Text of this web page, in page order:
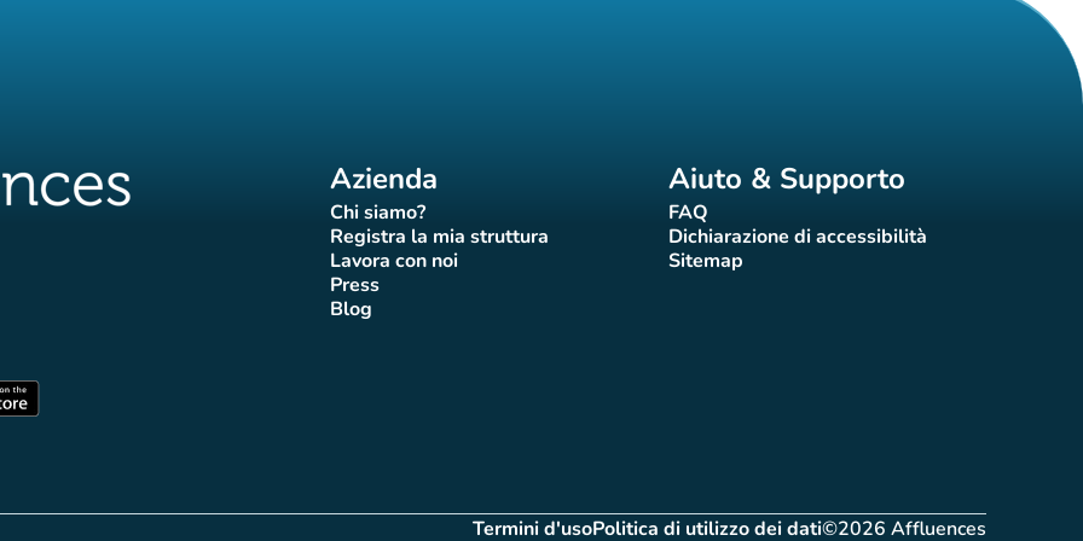
scheda)
Azienda
Chi siamo?(nuova scheda)
Registra la mia struttura
(nuova scheda)
Lavora con noi
(nuova scheda)
Press(nuova scheda)
Blog(nuova scheda)
Aiuto & Supporto
FAQ(nuova scheda)
Dichiarazione di accessibilità
(nuova scheda)
Sitemap(nuova scheda)
Termini d'usoPolitica di utilizzo dei dati©2026 Affluences